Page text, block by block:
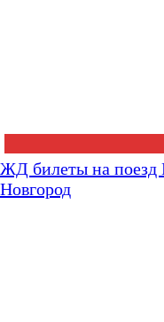
ЖД билеты на
Новгород